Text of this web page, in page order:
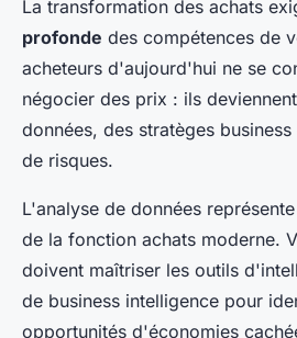
La transformation des achats
profonde des compétences de
acheteurs d'aujourd'hui ne se
négocier des prix : ils
données, des stratèges
de risques.
L'analyse de données
de la fonction achats moderne.
doivent maîtriser les outils
de business intelligence pour
opportunités d'économies